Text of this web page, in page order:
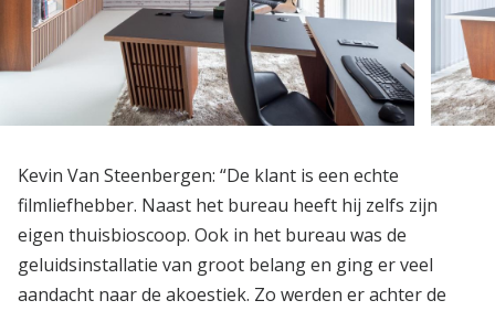
Kevin Van Steenbergen: “De klant is een echte
filmliefhebber. Naast het bureau heeft hij zelfs zijn
eigen thuisbioscoop. Ook in het bureau was de
geluidsinstallatie van groot belang en ging er veel
aandacht naar de akoestiek. Zo werden er achter de